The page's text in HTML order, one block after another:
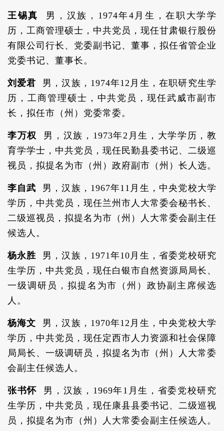
王锡真
男，汉族，1974年4月生，在职大学学
历，工商管理硕士，中共党员，现任甘肃银行股份
有限公司行长、党委副书记、董事，拟任省管企业
党委书记、董事长。
刘爱君
男，汉族，1974年12月生，在职研究生学
历，工商管理硕士，中共党员，现任武威市副市
长，拟任市（州）党委常委。
李万权
男，汉族，1973年2月生，大学学历，教
育学学士，中共党员，现任民勤县委书记、二级巡
视员，拟提名为市（州）政府副市（州）长人选。
李自武 男，汉族，1967年11月生，中央党校大学
学历，中共党员，现任兰州市人大常委会秘书长、
二级巡视员，拟提名为市（州）人大常委会副主任
候选人。
杨永胜
男，汉族，1971年10月生，省委党校研究
生学历，中共党员，现任白银市自然资源局局长、
一级调研员，拟提名为市（州）政协副主席候选
人。
杨海文
男，汉族，1970年12月生，中央党校大学
学历，中共党员，现任定西市人力资源和社会保障
局局长、一级调研员，拟提名为市（州）人大常委
会副主任候选人。
张书怀
男，汉族，1969年1月生，省委党校研究
生学历，中共党员，现任康县县委书记、二级巡视
员，拟提名为市（州）人大常委会副主任候选人。